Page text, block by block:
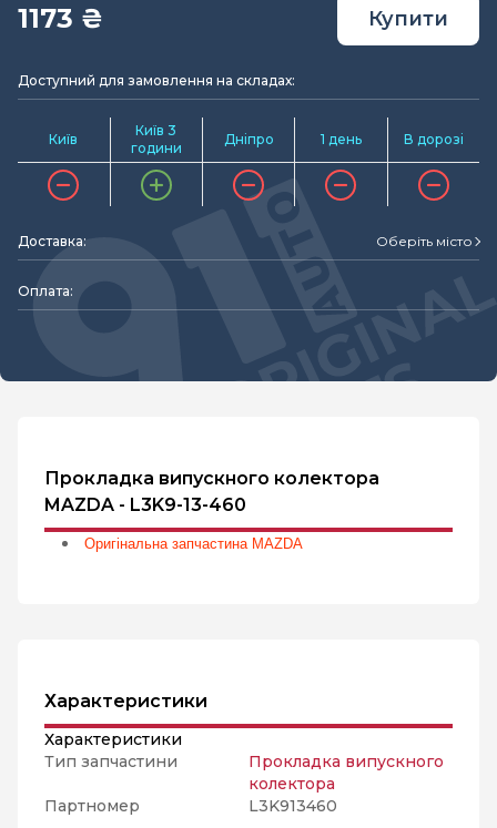
1173 ₴ Купити
Доступний для замовлення на складах:
Київ
Київ 3
години
Дніпро 1 день В дорозі
Доставка: Оберіть місто
Оплата:
Прокладка випускного колектора
MAZDA - L3K9-13-460
Оригінальна запчастина MAZDA
Характеристики
Характеристики
Тип запчастини
Прокладка випускного
колектора
Партномер
L3K913460